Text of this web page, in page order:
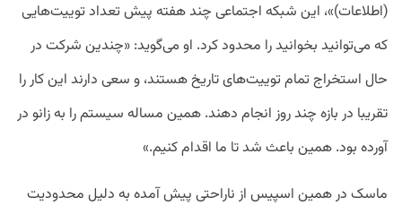
(اطلاعات)»، این شبکه اجتماعی چند هفته پیش تعداد توییت‌هایی
که می‌توانید بخوانید را محدود کرد. او می‌گوید: «چندین شرکت در
حال استخراج تمام توییت‌های تاریخ هستند، و سعی دارند این کار را
تقریبا در بازه چند روز انجام دهند. همین مساله سیستم را به زانو در
آورده بود. همین باعث شد تا ما اقدام کنیم.»
ماسک در همین اسپیس از ناراحتی پیش آمده به دلیل محدودیت